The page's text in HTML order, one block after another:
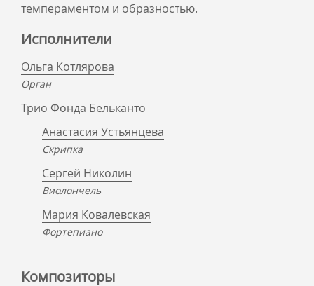
темпераментом и образностью.
Исполнители
Ольга Котлярова
Орган
Трио Фонда Бельканто
Анастасия Устьянцева
Скрипка
Сергей Николин
Виолончель
Мария Ковалевская
Фортепиано
Композиторы